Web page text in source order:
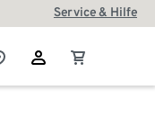
Service & Hilfe